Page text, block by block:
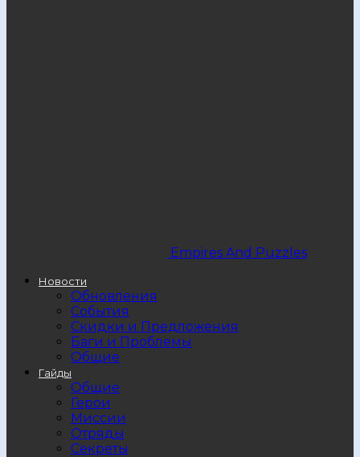
Empires And Puzzles
Новости
Обновления
События
Скидки и Предложения
Баги и Проблемы
Общие
Гайды
Общие
Герои
Миссии
Отряды
Секреты